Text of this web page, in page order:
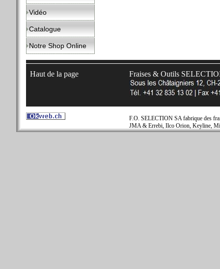
Vidéo
Catalogue
Notre Shop Online
Haut de la page Fraises & Outils
F.O. SELECTION SA fabrique des
JMA & Errebi, Ilco Orion, Keyline,